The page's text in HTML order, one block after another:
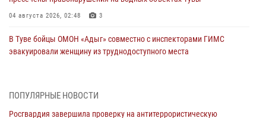
04 августа 2026, 02:48 3
В Туве бойцы ОМОН «Адыг» совместно с инспекторами ГИМС
эвакуировали женщину из труднодоступного места
Росгвардия проверила организацию отдыха детей в детских
ПОПУЛЯРНЫЕ НОВОСТИ
Росгвардия завершила проверку на антитеррористическую